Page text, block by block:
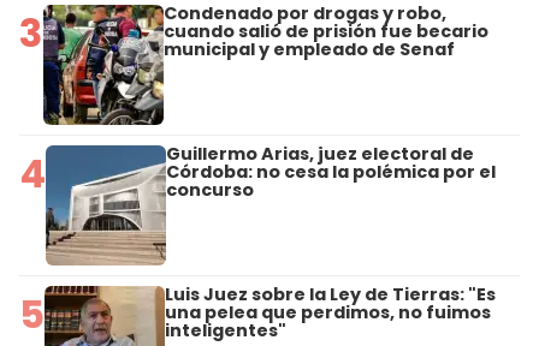
3 Condenado por drogas y robo,
cuando salió de prisión fue becario
municipal y empleado de Senaf
4 Guillermo Arias, juez electoral de
Córdoba: no cesa la polémica por el
concurso
5 Luis Juez sobre la Ley de Tierras: "Es
una pelea que perdimos, no fuimos
inteligentes"